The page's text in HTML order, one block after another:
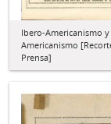
Ibero-Americanismo y
Americanismo
Prensa]